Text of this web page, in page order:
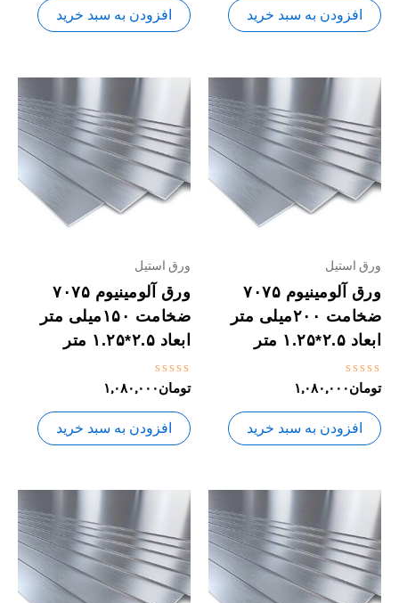
5
افزودن به سبد خرید
5
افزودن به سبد خرید
ورق استیل
ورق آلومینیوم ۷۰۷۵
ضخامت ۲۰۰میلی متر
ابعاد ۲.۵*۱.۲۵ متر
نمره
0
از
5
تومان۱,۰۸۰,۰۰۰
افزودن به سبد خرید
ورق استیل
ورق آلومینیوم ۷۰۷۵
ضخامت ۱۵۰میلی متر
ابعاد ۲.۵*۱.۲۵ متر
نمره
0
از
5
تومان۱,۰۸۰,۰۰۰
افزودن به سبد خرید